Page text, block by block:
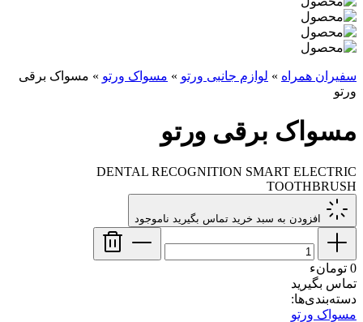
سفیران همراه » لوازم جانبی ورتو » مسواک ورتو » مسواک برقی
ورتو
مسواک برقی ورتو
DENTAL RECOGNITION SMART ELECTRIC
TOOTHBRUSH
افزودن به سبد خرید تماس بگیرید ناموجود
0 تومانء
تماس بگیرید
دسته‌بندی‌ها:
مسواک ورتو